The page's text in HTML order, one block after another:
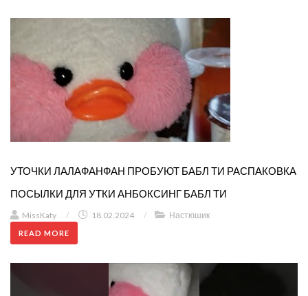
УТОЧКИ ЛАЛАФАНФАН ПРОБУЮТ БАБЛ ТИ РАСПАКОВКА
ПОСЫЛКИ ДЛЯ УТКИ АНБОКСИНГ БАБЛ ТИ
MissKaty / 18.02.2024 / Настюшик
READ MORE